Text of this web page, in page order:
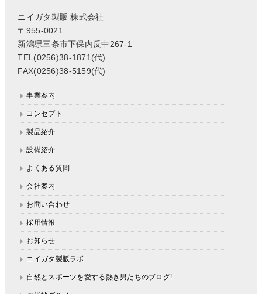
ニイガタ製販 株式会社
〒955-0021
新潟県三条市下保内反中267-1
TEL(0256)38-1871(代)
FAX(0256)38-5159(代)
事業案内
コンセプト
製品紹介
設備紹介
よくある質問
会社案内
お問い合わせ
採用情報
お知らせ
ニイガタ製販ラボ
自然とスポーツを愛する熱き男たちのブログ!